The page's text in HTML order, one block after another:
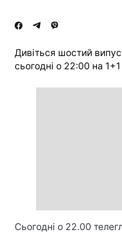
Дивіться шостий
сьогодні о 22:00 на 1+1
Сьогодні о 22.00